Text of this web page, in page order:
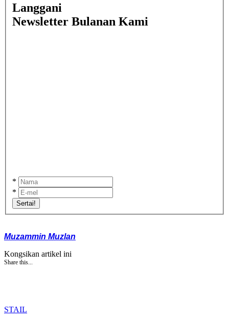
Langgani
Newsletter Bulanan Kami
*
*
Sertai!
Muzammin Muzlan
Kongsikan artikel ini
Share this...
STAIL